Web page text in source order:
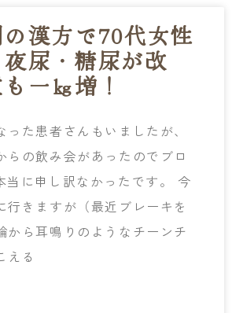
漢方で70代女性
尿・糖尿が改
一㎏増！
た患者さんもいましたが、
らの飲み会があったのでブロ
に申し訳なかったです。 今
行きますが（最近ブレーキを
から耳鳴りのようなチーンチ
える